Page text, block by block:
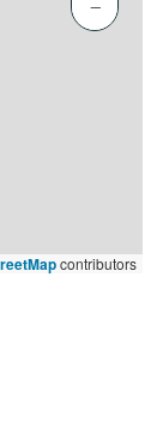
−
contributors